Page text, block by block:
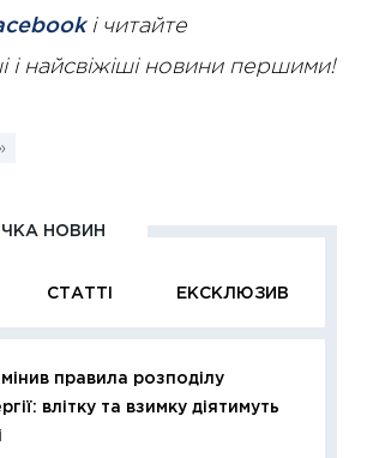
і читайте
і найсвіжіші новини першими!
СТАТТІ ЕКСКЛЮЗИВ
НОВИН
правила розподілу
влітку та взимку діятимуть